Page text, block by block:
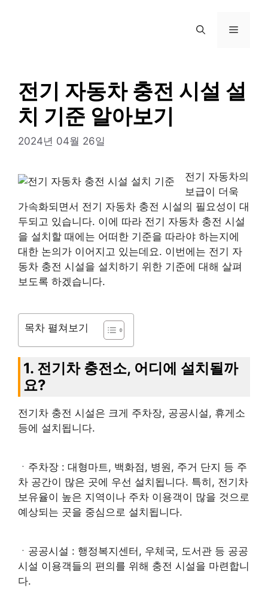
메
전기 자동차 충전 시설 설
치 기준 알아보기
2024년 04월 26일
전기 자동차의
보급이 더욱
가속화되면서 전기 자동차 충전 시설의 필요성이 대
두되고 있습니다. 이에 따라 전기 자동차 충전 시설
을 설치할 때에는 어떠한 기준을 따라야 하는지에
대한 논의가 이어지고 있는데요. 이번에는 전기 자
동차 충전 시설을 설치하기 위한 기준에 대해 살펴
보도록 하겠습니다.
목차 펼쳐보기
1. 전기차 충전소, 어디에 설치될까
요?
전기차 충전 시설은 크게 주차장, 공공시설, 휴게소
등에 설치됩니다.
ㆍ주차장 : 대형마트, 백화점, 병원, 주거 단지 등 주
차 공간이 많은 곳에 우선 설치됩니다. 특히, 전기차
보유율이 높은 지역이나 주차 이용객이 많을 것으로
예상되는 곳을 중심으로 설치됩니다.
ㆍ공공시설 : 행정복지센터, 우체국, 도서관 등 공공
시설 이용객들의 편의를 위해 충전 시설을 마련합니
다.